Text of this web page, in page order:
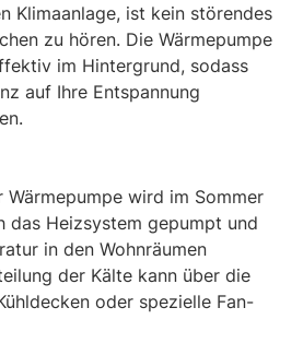
Klimaanlage, ist kein störendes
zu hören. Die Wärmepumpe
im Hintergrund, sodass
auf Ihre Entspannung
Wärmepumpe wird im Sommer
das Heizsystem gepumpt und
in den Wohnräumen
der Kälte kann über die
oder spezielle Fan-